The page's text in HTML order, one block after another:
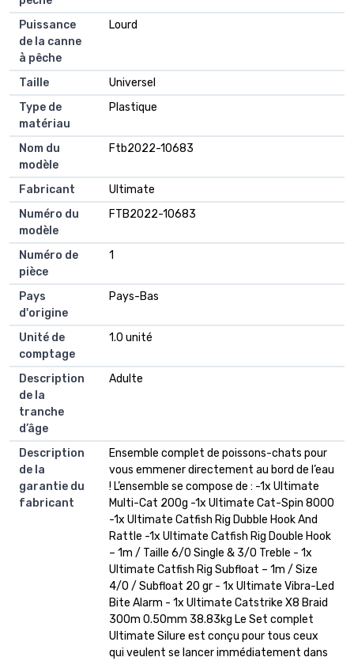
Puissance
de la canne
à pêche
Lourd
Taille
Universel
Type de
matériau
Plastique
Nom du
modèle
Ftb2022-10683
Fabricant
Ultimate
Numéro du
modèle
FTB2022-10683
Numéro de
pièce
1
Pays
d'origine
Pays-Bas
Unité de
comptage
1.0 unité
Description
de la
tranche
d’âge
Adulte
Description
de la
garantie du
fabricant
Ensemble complet de poissons-chats pour
vous emmener directement au bord de l’eau
! L’ensemble se compose de : -1x Ultimate
Multi-Cat 200g -1x Ultimate Cat-Spin 8000
-1x Ultimate Catfish Rig Dubble Hook And
Rattle -1x Ultimate Catfish Rig Double Hook
– 1m / Taille 6/0 Single & 3/0 Treble - 1x
Ultimate Catfish Rig Subfloat – 1m / Size
4/0 / Subfloat 20 gr - 1x Ultimate Vibra-Led
Bite Alarm - 1x Ultimate Catstrike X8 Braid
300m 0.50mm 38.83kg Le Set complet
Ultimate Silure est conçu pour tous ceux
qui veulent se lancer immédiatement dans